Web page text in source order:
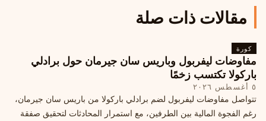
مقالات ذات صلة
كورة
مفاوضات ليفربول وباريس سان جيرمان حول برادلي
باركولا تكتسب زخمًا
٥ أغسطس ٢٠٢٦
تتواصل مفاوضات ليفربول لضم برادلي باركولا من باريس سان جيرمان،
رغم الفجوة المالية بين الطرفين، مع استمرار المحادثات لتحقيق صفقة